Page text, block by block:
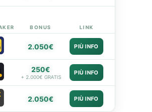
BONUS LINK
2.050€ PIÙ INFO
250€
+ 2.000€ GRATIS
PIÙ INFO
2.050€ PIÙ INFO